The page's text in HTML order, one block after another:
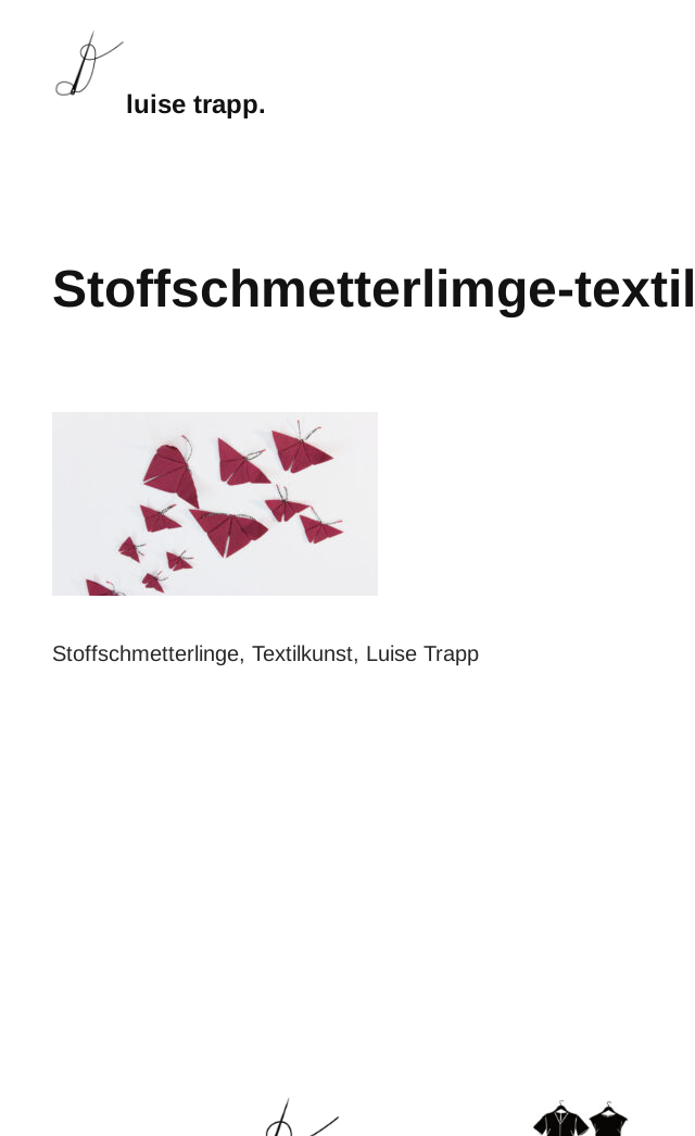
luise trapp.
Stoffschmetterlimge-
Stoffschmetterlinge, Textilkunst, Luise Trapp